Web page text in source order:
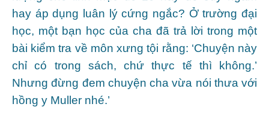
hay áp dụng luân lý cứng ngắc? Ở trường đại
học, một bạn học của cha đã trả lời trong một
bài kiểm tra về môn xưng tội rằng: ‘Chuyện này
chỉ có trong sách, chứ thực tế thì không.’
Nhưng đừng đem chuyện cha vừa nói thưa với
hồng y Muller nhé.’